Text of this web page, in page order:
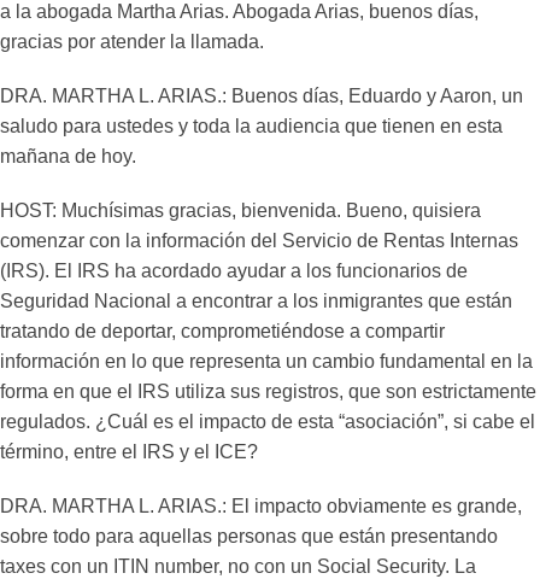
a la abogada Martha Arias. Abogada Arias, buenos días,
gracias por atender la llamada.
DRA. MARTHA L. ARIAS.: Buenos días, Eduardo y Aaron, un
saludo para ustedes y toda la audiencia que tienen en esta
mañana de hoy.
HOST: Muchísimas gracias, bienvenida. Bueno, quisiera
comenzar con la información del Servicio de Rentas Internas
(IRS). El IRS ha acordado ayudar a los funcionarios de
Seguridad Nacional a encontrar a los inmigrantes que están
tratando de deportar, comprometiéndose a compartir
información en lo que representa un cambio fundamental en la
forma en que el IRS utiliza sus registros, que son estrictamente
regulados. ¿Cuál es el impacto de esta “asociación”, si cabe el
término, entre el IRS y el ICE?
DRA. MARTHA L. ARIAS.: El impacto obviamente es grande,
sobre todo para aquellas personas que están presentando
taxes con un ITIN number, no con un Social Security. La